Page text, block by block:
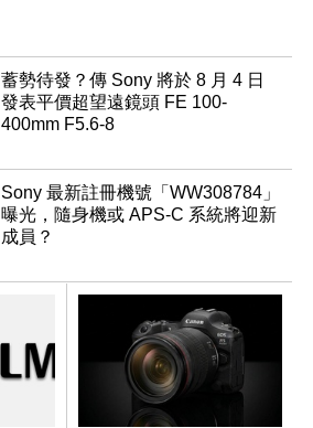
蓄勢待發？傳 Sony 將於 8 月 4 日
發表平價超望遠鏡頭 FE 100-
400mm F5.6-8
Sony 最新註冊機號「WW308784」
曝光，隨身機或 APS-C 系統將迎新
成員？